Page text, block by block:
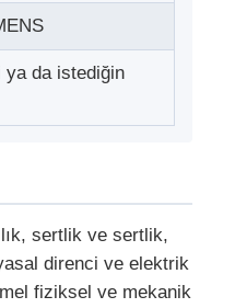
ya da istediğin
sertlik ve sertlik,
direnci ve elektrik
fiziksel ve mekanik